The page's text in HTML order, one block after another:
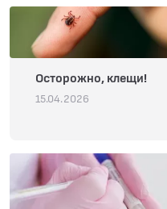
Осторожно, клещи!
15.04.2026